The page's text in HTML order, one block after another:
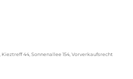
Kieztreff 44 ,Sonnenallee 154 ,Vorverkaufsrecht